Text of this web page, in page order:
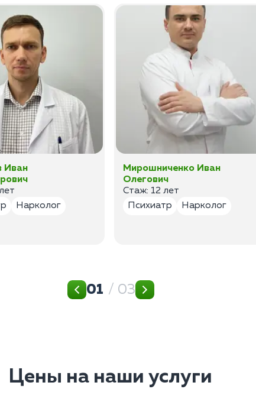
Иван
Нарколог
Мирошниченко Иван
Олегович
Стаж: 12 лет
Психиатр
Нарколог
01 / 03
Цены на наши услуги